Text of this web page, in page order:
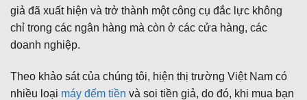
giả đã xuất hiện và trở thành một công cụ đắc lực không
chỉ trong các ngân hàng mà còn ở các cửa hàng, các
doanh nghiệp.
Theo khảo sát của chúng tôi, hiện thị trường Việt Nam có
nhiều loại máy đếm tiền và soi tiền giả, do đó, khi mua bạn